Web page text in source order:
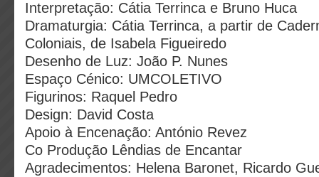
Interpretação: Cátia Terrinca e Bruno Huca
Dramaturgia: Cátia Terrinca, a partir de
Coloniais, de Isabela Figueiredo
Desenho de Luz: João P. Nunes
Espaço Cénico: UMCOLETIVO
Figurinos: Raquel Pedro
Design: David Costa
Apoio à Encenação: António Revez
Co Produção Lêndias de Encantar
Agradecimentos: Helena Baronet, Ricardo